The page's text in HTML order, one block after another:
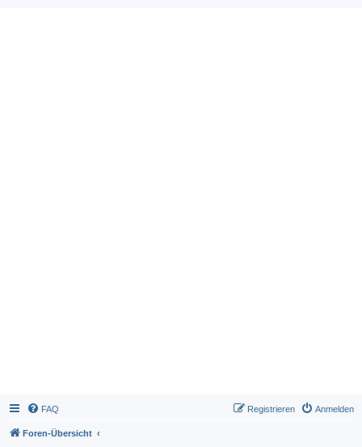
FAQ Anmelden
Registrieren
Foren-Übersicht